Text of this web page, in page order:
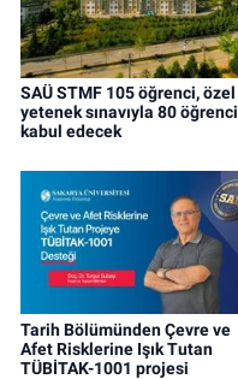
SAÜ STMF 105 öğrenci, özel
yetenek sınavıyla 80 öğrenci
kabul edecek
Tarih Bölümünden Çevre ve
Afet Risklerine Işık Tutan
TÜBİTAK-1001 projesi